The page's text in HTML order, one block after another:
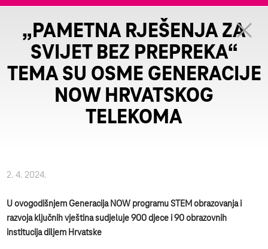
„PAMETNA RJEŠENJA ZA
SVIJET BEZ PREPREKA“
TEMA SU OSME GENERACIJE
NOW HRVATSKOG
TELEKOMA
2. 4. 2024.
U ovogodišnjem Generacija NOW programu STEM obrazovanja i
razvoja ključnih vještina sudjeluje 900 djece i 90 obrazovnih
institucija diljem Hrvatske